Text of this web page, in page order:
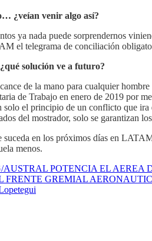
¿veían venir algo así?
ya nada puede sorprendernos
el telegrama de conciliación
solución ve a futuro?
de la mano para cualquier
de Trabajo en enero de 2019 por
solo el principio de un conflicto que
del mostrador, solo se garantizan
suceda en los próximos días en
menos.
AUSTRAL POTENCIA EL
FRENTE GREMIAL